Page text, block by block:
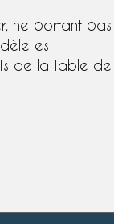
ne portant pas
est
de la table de